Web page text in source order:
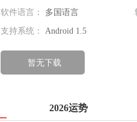
软件语言： 多国语言
支持系统： Android 1.5
暂无下载
2026运势